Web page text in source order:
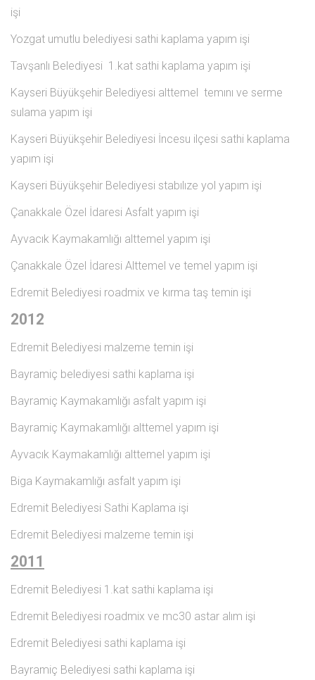
işi
Yozgat umutlu belediyesi sathi kaplama yapım işi
Tavşanlı Belediyesi 1.kat sathi kaplama yapım işi
Kayseri Büyükşehir Belediyesi alttemel temını ve serme
sulama yapım işi
Kayseri Büyükşehir Belediyesi İncesu ilçesi sathi kaplama
yapım işi
Kayseri Büyükşehir Belediyesi stabılıze yol yapım işi
Çanakkale Özel İdaresi Asfalt yapım işi
Ayvacık Kaymakamlığı alttemel yapım işi
Çanakkale Özel İdaresi Alttemel ve temel yapım işi
Edremit Belediyesi roadmix ve kırma taş temin işi
2012
Edremit Belediyesi malzeme temin işi
Bayramiç belediyesi sathi kaplama işi
Bayramiç Kaymakamlığı asfalt yapım işi
Bayramiç Kaymakamlığı alttemel yapım işi
Ayvacık Kaymakamlığı alttemel yapım işi
Biga Kaymakamlığı asfalt yapım işi
Edremit Belediyesi Sathi Kaplama işi
Edremit Belediyesi malzeme temin işi
2011
Edremit Belediyesi 1.kat sathi kaplama işi
Edremit Belediyesi roadmix ve mc30 astar alım işi
Edremit Belediyesi sathi kaplama işi
Bayramiç Belediyesi sathi kaplama işi